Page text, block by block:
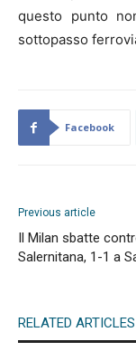
questo punto
sottopasso
Facebook
Previous article
Il Milan sbatte
Salernitana, 1-1 a
RELATED ARTICLES